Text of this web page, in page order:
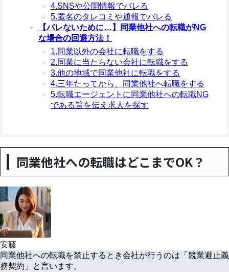
4.SNSや公開情報でバレる
5.匿名のタレコミや通報でバレる
【バレないために…】同業他社への転職がNG
な場合の回避方法！
1.同業以外の会社に転職をする
2.同業に当たらない会社に転職をする
3.他の地域で同業他社に転職をする
4.三年たってから、同業他社へ転職をする
5.転職エージェントに同業他社への転職NG
である旨を伝え求人を探す
同業他社への転職はどこまでOK？
安藤
同業他社への転職を禁止するとき会社が行うのは「競業避止義
務契約」と言います。